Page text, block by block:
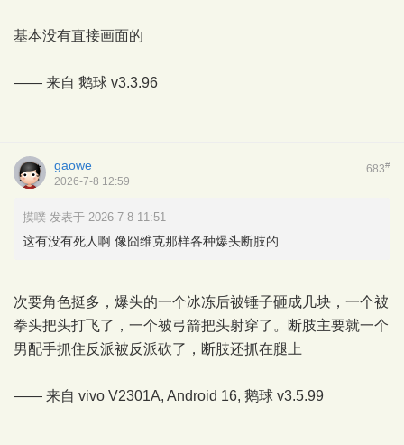
基本没有直接画面的
—— 来自 鹅球 v3.3.96
683#
gaowe
2026-7-8 12:59
摸噗 发表于 2026-7-8 11:51
这有没有死人啊 像囧维克那样各种爆头断肢的
次要角色挺多，爆头的一个冰冻后被锤子砸成几块，一个被
拳头把头打飞了，一个被弓箭把头射穿了。断肢主要就一个
男配手抓住反派被反派砍了，断肢还抓在腿上
—— 来自 vivo V2301A, Android 16, 鹅球 v3.5.99